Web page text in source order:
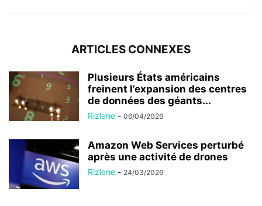
ARTICLES CONNEXES
Plusieurs États américains
freinent l’expansion des centres
de données des géants...
Rizlene - 06/04/2026
Amazon Web Services perturbé
après une activité de drones
Rizlene - 24/03/2026